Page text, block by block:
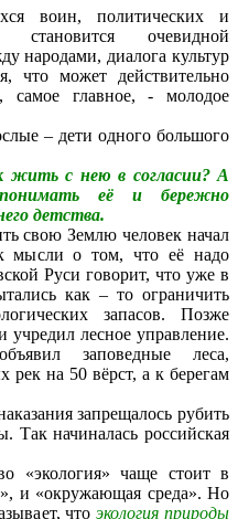
воин, политических и
становится очевидной
народами, диалога культур
что может действительно
самое главное, - молодое
– дети одного большого
жить с нею в согласии? А
её и бережно
детства.
свою Землю человек начал
мысли о том, что её надо
Руси говорит, что уже в
как – то ограничить
запасов. Позже
лесное управление.
заповедные леса,
на 50 вёрст, а к берегам
запрещалось рубить
Так начиналась российская
«экология» чаще стоит в
и «окружающая среда». Но
чтоэкология природы